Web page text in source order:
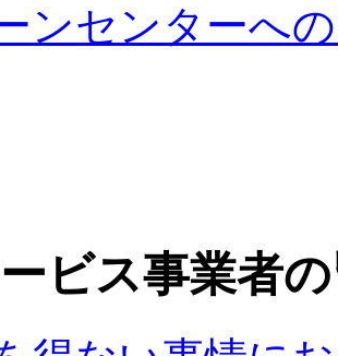
ンセンターへ
ビス事業者